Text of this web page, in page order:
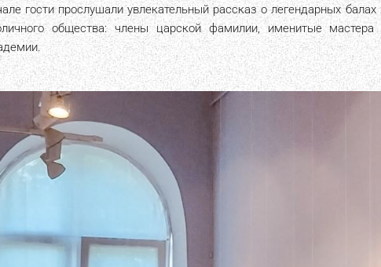
гости прослушали увлекательный рассказ о легендарных
общества: члены царской фамилии, именитые